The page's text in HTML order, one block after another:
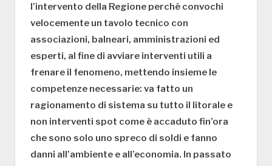
l’intervento della Regione perché convochi
velocemente un tavolo tecnico con
associazioni, balneari, amministrazioni ed
esperti, al fine di avviare interventi utili a
frenare il fenomeno, mettendo insieme le
competenze necessarie: va fatto un
ragionamento di sistema su tutto il litorale e
non interventi spot come è accaduto fin’ora
che sono solo uno spreco di soldi e fanno
danni all’ambiente e all’economia. In passato